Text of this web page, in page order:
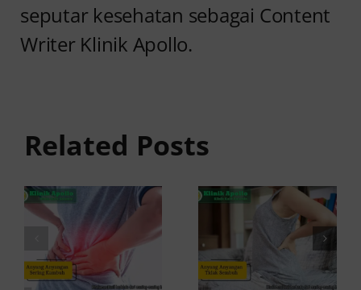
seputar kesehatan sebagai Content
Writer Klinik Apollo.
Related Posts
Sering
Kambuh
dan Cara
Atasinya
Penyebab
dan
Solusinya